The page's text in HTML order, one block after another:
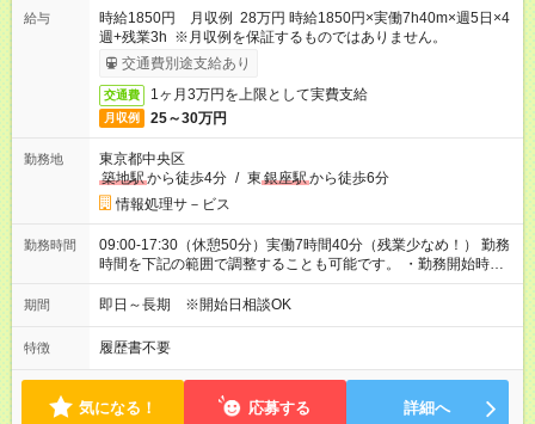
給与
時給1850円 月収例 28万円 時給1850円×実働7h40m×週5日×4
週+残業3h ※月収例を保証するものではありません。
交通費別途支給あり
交通費 1ヶ月3万円を上限として実費支給
月収例 25～30万円
勤務地
東京都中央区
築地駅から徒歩4分 / 東 銀座駅から徒歩6分
情報処理サ－ビス
勤務時間
09:00-17:30（休憩50分）実働7時間40分（残業少なめ！） 勤務
時間を下記の範囲で調整することも可能です。 ・勤務開始時
間 09:00～10:00 ・勤務終了時間 17:00～17:30 ・実働
06:10～07:40
期間 即日～長期 ※開始日相談OK
特徴 履歴書不要
気になる！ 応募する 詳細へ